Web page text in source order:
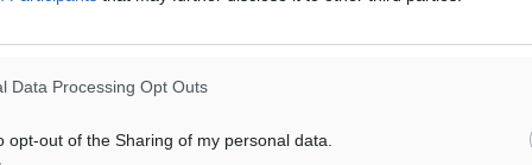
Data Processing Opt Outs
opt-out of the Sharing of my personal data.
επόμενες
εσφαλμένα σε
με παράγοντες της